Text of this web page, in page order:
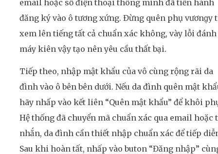
email hoặc số điện thoại thông minh đã tiến hành
đăng ký vào ô tương xứng. Đừng quên phụ vương̣y
xem lên tiếng tất cả chuẩn xác không, vày lỗi đánh
máy kiên vậy tạo nên yêu cầu thất bại.
Tiếp theo, nhập mật khẩu của vô cùng rộng rãi da
đình vào ô bên bên dưới. Nếu da đình quên mật
hãy nhấp vào kết liên “Quên mật khẩu” để khôi
Hệ thống đã chuyển mã chuẩn xác qua email hoặc
nhắn, da đình cần thiết nhập chuẩn xác để tiếp
Sau khi hoàn tất, nhấp vào buton “Đăng nhập”